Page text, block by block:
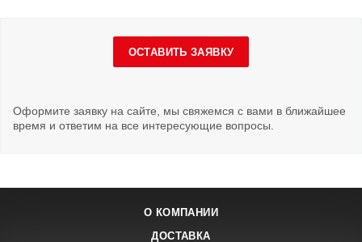
ОСТАВИТЬ ЗАЯВКУ
Оформите заявку на сайте, мы свяжемся с вами в ближайшее
время и ответим на все интересующие вопросы.
О КОМПАНИИ
ДОСТАВКА